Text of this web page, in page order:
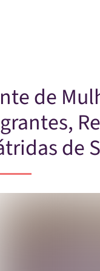
de
de